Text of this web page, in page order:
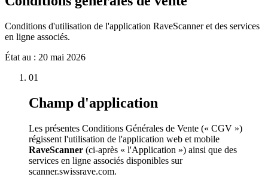
Conditions d'utilisation de l'application RaveScanner et des services
en ligne associés.
État au : 20 mai 2026
01
Champ d'application
Les présentes Conditions Générales de Vente (« CGV »)
régissent l'utilisation de l'application web et mobile
RaveScanner (ci-après « l'Application ») ainsi que des
services en ligne associés disponibles sur
scanner.swissrave.com.